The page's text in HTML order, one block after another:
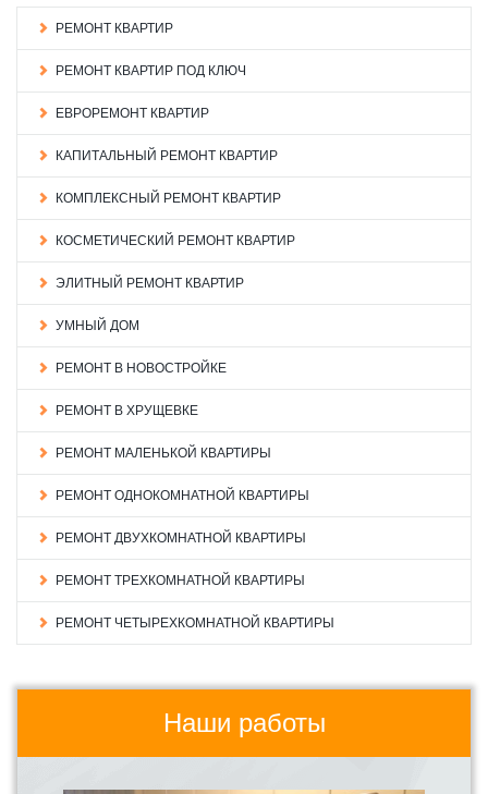
РЕМОНТ КВАРТИР
РЕМОНТ КВАРТИР ПОД КЛЮЧ
ЕВРОРЕМОНТ КВАРТИР
КАПИТАЛЬНЫЙ РЕМОНТ КВАРТИР
КОМПЛЕКСНЫЙ РЕМОНТ КВАРТИР
КОСМЕТИЧЕСКИЙ РЕМОНТ КВАРТИР
ЭЛИТНЫЙ РЕМОНТ КВАРТИР
УМНЫЙ ДОМ
РЕМОНТ В НОВОСТРОЙКЕ
РЕМОНТ В ХРУЩЕВКЕ
РЕМОНТ МАЛЕНЬКОЙ КВАРТИРЫ
РЕМОНТ ОДНОКОМНАТНОЙ КВАРТИРЫ
РЕМОНТ ДВУХКОМНАТНОЙ КВАРТИРЫ
РЕМОНТ ТРЕХКОМНАТНОЙ КВАРТИРЫ
РЕМОНТ ЧЕТЫРЕХКОМНАТНОЙ КВАРТИРЫ
Наши работы